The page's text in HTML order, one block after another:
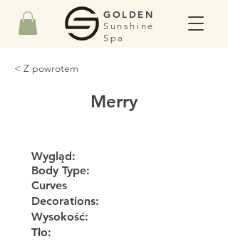
GOLDEN
Sunshine
Spa
< Z powrotem
Merry
Wygląd:
Body Type:
Curves
Decorations:
Wysokość:
Tło: